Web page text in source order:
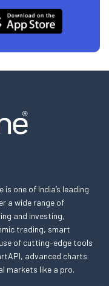
is one of India’s leading
a wide range of
and investing,
trading, smart
of cutting-edge tools
advanced charts
markets like a pro.